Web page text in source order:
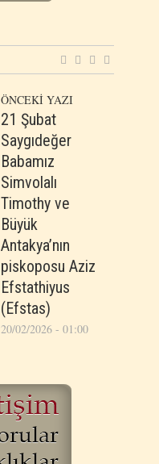
ÖNCEKİ YAZI
21 Şubat
Saygıdeğer
Babamız
Simvolalı
Timothy ve
Büyük
Antakya’nın
piskoposu Aziz
Efstathiyus
(Efstas)
20/02/2026 - 01:00